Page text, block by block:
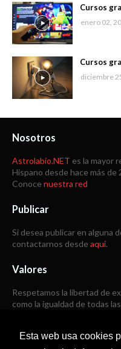
Esta web usa cookies
Cursos
enero 02,
Cursos
diciembre
Nosotros
Astrolabio.NET es la mayor
Hispano desde hace más de
Conoce nuestra red
Publicar
Si desea publicar en alguna
contactarnos desde aquí.
Valores
Respetamos la libertad de
como la igualdad de todas